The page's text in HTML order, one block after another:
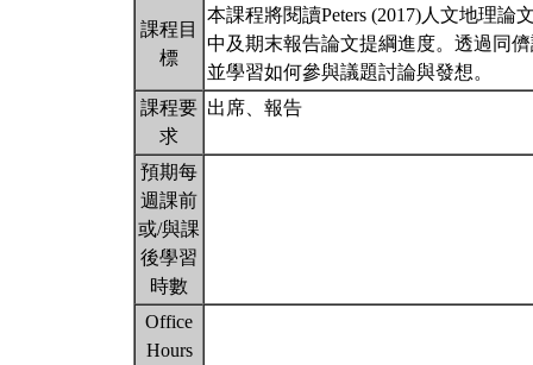
課程目
標
本課程將閱讀Peters (2017)人文地理
中及期末報告論文提綱進度。透過同
並學習如何參與議題討論與發想。
課程要
求
出席、報告
預期每
週課前
或/與課
後學習
時數
Office
Hours